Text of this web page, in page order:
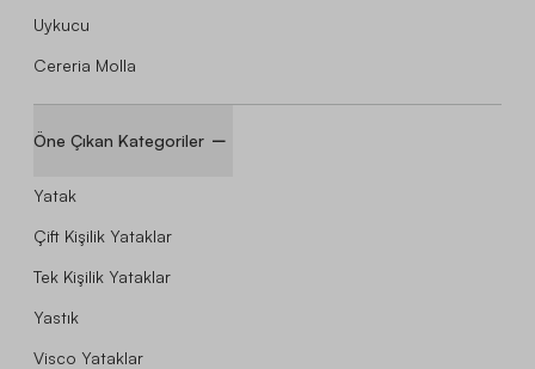
Uykucu
Cereria Molla
Öne Çıkan Kategoriler
Yatak
Çift Kişilik Yataklar
Tek Kişilik Yataklar
Yastık
Visco Yataklar